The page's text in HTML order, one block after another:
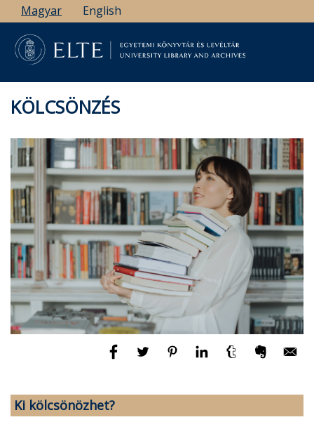
Ugrás
a
tartalomra
Magyar English
KÖLCSÖNZÉS
Ki kölcsönözhet?